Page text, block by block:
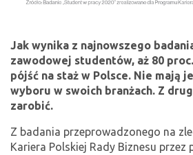
Jak wynika z najnowszego
zawodowej studentów, aż 80
pójść na staż w Polsce. Nie mają
wyboru w swoich branżach. Z
zarobić.
Z badania przeprowadzonego na
Kariera Polskiej Rady Biznesu przez